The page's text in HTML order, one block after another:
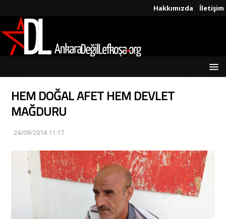
Hakkımızda İletişim
HEM DOĞAL AFET HEM DEVLET
MAĞDURU
24/09/2014 11:17